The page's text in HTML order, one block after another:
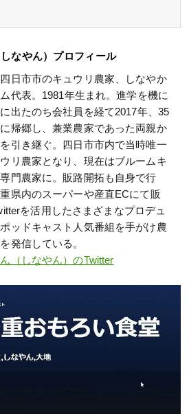
なやん）プロフィール
日市市のキュウリ農家、しなやか
代表。1981年生まれ。進学を機に
出たのち会社員を経て2017年、35
帰郷し、兼業農家であった両親か
引き継ぐ。四日市市内で当時唯一
リ農家となり、現在はブルームキ
専門農家に。販路開拓も自身で行
県内のスーパーや産直ECにて販
を活用したさまざまなプロデュ
ッドキャスト人気番組を手がけ農
発信している。
（しなやん）のTwitter